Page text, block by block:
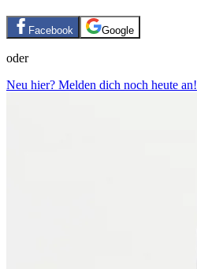
Facebook Google
oder
Neu hier? Melden dich noch heute an!